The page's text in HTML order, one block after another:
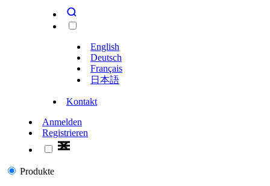
English
Deutsch
Français
日本語
Kontakt
Anmelden
Registrieren
Produkte